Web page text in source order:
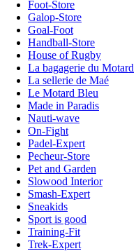
Foot-Store
Galop-Store
Goal-Foot
Handball-Store
House of Rugby
La bagagerie du Motard
La sellerie de Maé
Le Motard Bleu
Made in Paradis
Nauti-wave
On-Fight
Padel-Expert
Pecheur-Store
Pet and Garden
Slowood Interior
Smash-Expert
Sneakids
Sport is good
Training-Fit
Trek-Expert